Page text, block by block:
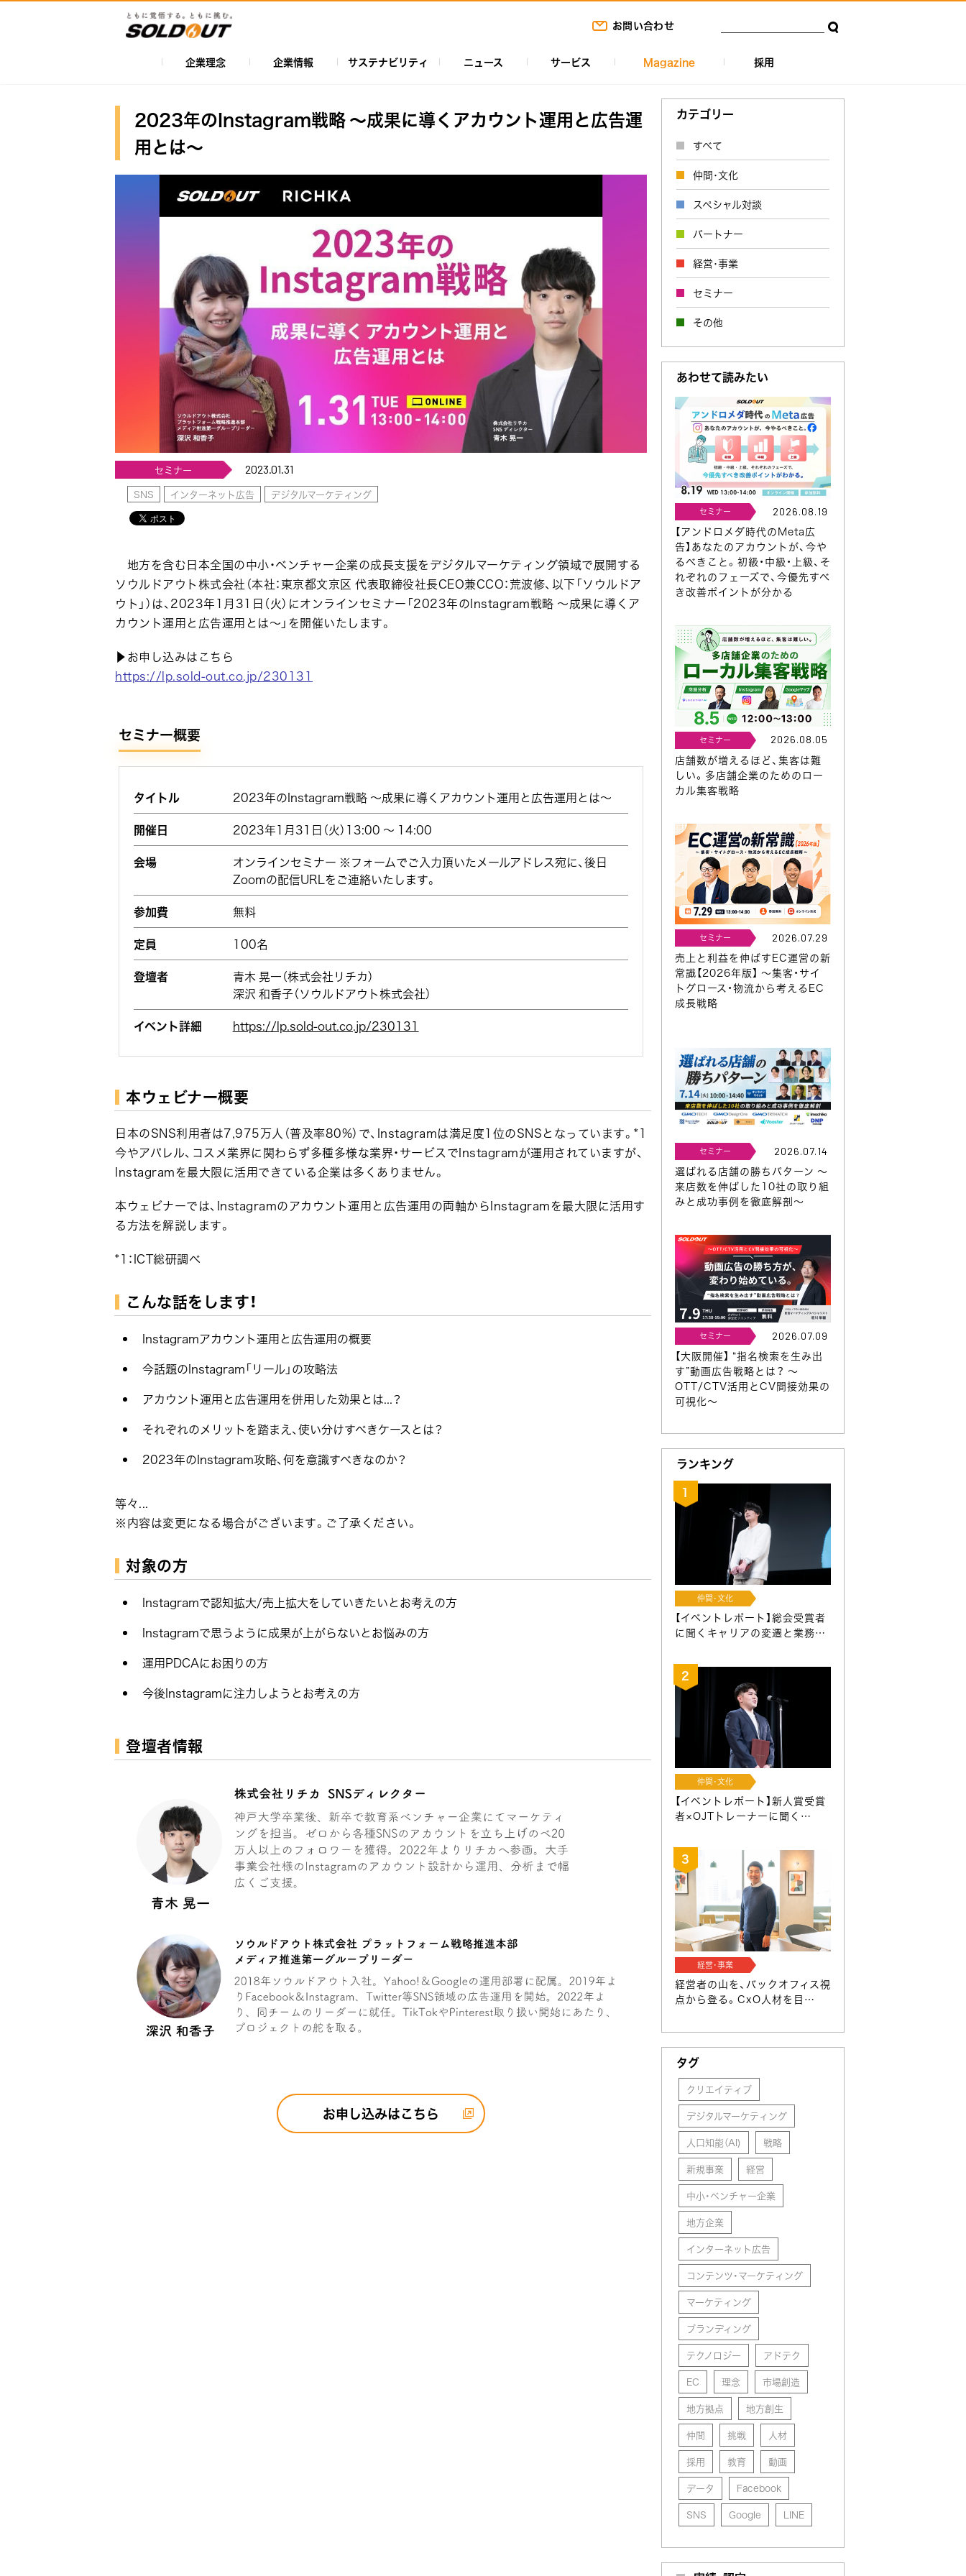
お問い合わせ
ン
ナ
ビ
ゲ
企業理念 企業情報 サステナビリティ ニュース サービス Magazine 採用
2023年のInstagram戦略 〜成果に導くアカウント運用と広告運
用とは〜
セミナー
2023.01.31
SNS
インターネット広告 デジタルマーケティング
地方を含む日本全国の中小・ベンチャー企業の成長支援をデジタルマーケティング領域で展開する
ソウルドアウト株式会社（本社：東京都文京区 代表取締役社長CEO兼CCO：荒波修、以下「ソウルドア
ウト」）は、2023年1月31日（火）にオンラインセミナー「2023年のInstagram戦略 〜成果に導くア
カウント運用と広告運用とは〜」を開催いたします。
▶お申し込みはこちら
https://lp.sold-out.co.jp/230131
セミナー概要
タイトル
2023年のInstagram戦略 〜成果に導くアカウント運用と広告運用とは〜
開催日
2023年1月31日（火）13:00 ～ 14:00
会場
オンラインセミナー ※フォームでご入力頂いたメールアドレス宛に、後日
Zoomの配信URLをご連絡いたします。
参加費
無料
定員
100名
登壇者
青木 晃一（株式会社リチカ）
深沢 和香子（ソウルドアウト株式会社）
イベント詳細
https://lp.sold-out.co.jp/230131
本ウェビナー概要
日本のSNS利用者は7,975万人（普及率80%）で、Instagramは満足度1位のSNSとなっています。*1
今やアパレル、コスメ業界に関わらず多種多様な業界・サービスでInstagramが運用されていますが、
Instagramを最大限に活用できている企業は多くありません。
本ウェビナーでは、Instagramのアカウント運用と広告運用の両軸からInstagramを最大限に活用す
る方法を解説します。
*1：ICT総研調べ
こんな話をします！
Instagramアカウント運用と広告運用の概要
今話題のInstagram「リール」の攻略法
アカウント運用と広告運用を併用した効果とは...？
それぞれのメリットを踏まえ、使い分けすべきケースとは？
2023年のInstagram攻略、何を意識すべきなのか？
等々...
※内容は変更になる場合がございます。ご了承ください。
対象の方
Instagramで認知拡大/売上拡大をしていきたいとお考えの方
Instagramで思うように成果が上がらないとお悩みの方
運用PDCAにお困りの方
今後Instagramに注力しようとお考えの方
登壇者情報
お申し込みはこちら
カテゴリー
すべて
仲間･文化
スペシャル対談
パートナー
経営･事業
セミナー
その他
あわせて読みたい
セミナー 2026.08.19
【アンドロメダ時代のMeta広
告】あなたのアカウントが、今や
るべきこと。初級・中級・上級、そ
れぞれのフェーズで、今優先すべ
き改善ポイントが分かる
セミナー 2026.08.05
店舗数が増えるほど、集客は難
しい。多店舗企業のためのロー
カル集客戦略
セミナー 2026.07.29
売上と利益を伸ばすEC運営の新
常識【2026年版】 ～集客・サイ
トグロース・物流から考えるEC
成長戦略
セミナー 2026.07.14
選ばれる店舗の勝ちパターン ～
来店数を伸ばした10社の取り組
みと成功事例を徹底解剖～
セミナー 2026.07.09
【大阪開催】 “指名検索を生み出
す”動画広告戦略とは？ 〜
OTT/CTV活用とCV間接効果の
可視化〜
ランキング
仲間･文化
【イベントレポート】総会受賞者
に聞くキャリアの変遷と業務…
仲間･文化
【イベントレポート】新人賞受賞
者×OJTトレーナーに聞く…
経営･事業
経営者の山を、バックオフィス視
点から登る。CxO人材を目…
タグ
クリエイティブ
デジタルマーケティング
人口知能（AI)
戦略
新規事業
経営
中小・ベンチャー企業
地方企業
インターネット広告
コンテンツ・マーケティング
マーケティング
ブランディング
テクノロジー
アドテク
EC
理念
市場創造
地方拠点
地方創生
仲間
挑戦
人材
採用
教育
動画
データ
Facebook
SNS
Google LINE